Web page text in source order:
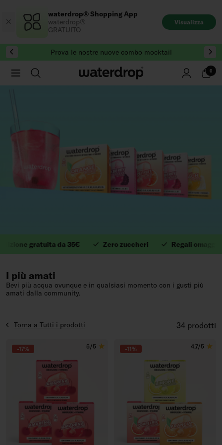
contenuto
waterdrop® Shopping App
waterdrop®
GRATUITO
Visualizza
Prova le nostre nuove combo mocktail
0
1. Preziose
gratuita da 35€ Zero zuccheri Regali omaggio da
I più amati
Bevi più acqua ovunque e in qualsiasi momento con i gusti più
amati dalla community.
Torna a Tutti i prodotti 34 prodotti
-17% 5/5 -11% 4.7/5